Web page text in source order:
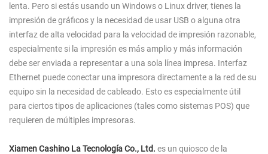
lenta. Pero si estás usando un Windows o Linux driver, tienes la
impresión de gráficos y la necesidad de usar USB o alguna otra
interfaz de alta velocidad para la velocidad de impresión razonable,
especialmente si la impresión es más amplio y más información
debe ser enviada a representar a una sola línea impresa. Interfaz
Ethernet puede conectar una impresora directamente a la red de su
equipo sin la necesidad de cableado. Esto es especialmente útil
para ciertos tipos de aplicaciones (tales como sistemas POS) que
requieren de múltiples impresoras.
Xiamen Cashino La Tecnología Co., Ltd. es un quiosco de la